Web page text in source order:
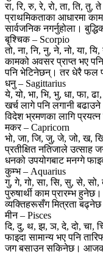
रा, रि, रु, रे, रो, ता, ति, तु, ते
प्राथमिकताका आधारमा
सार्वजनिक नगर्नुहोला।
बृश्चिक – Scorpio
तो, ना, नि, नु, ने, नो, या, यि,
कामको अवसर प्राप्त भए
पनि भेटिनेछन्। तर धेरै फल
धनु – Sagittarius
ये, यो, भा, भि, भु, धा, फा,
खर्च लागे पनि लगानी
विदेश भ्रमणका लागि प्रयत्न
मकर – Capricorn
भो, जा, जि, जु, जे, जो, ख,
प्रतीक्षित नतिजाले
धनको उपयोगबाट मनग्गे
कुम्भ – Aquarius
गु, गे, गो, सा, सि, सु, से, सो,
पुरुषार्थी काम प्रारम्भ
व्यक्तिहरूसँग मित्रता
मीन – Pisces
दि, दु, थ, झ, ञ, दे, दो, चा,
फाइदा सामान्य भए पनि
जग बसाउन सकिनेछ। आजको